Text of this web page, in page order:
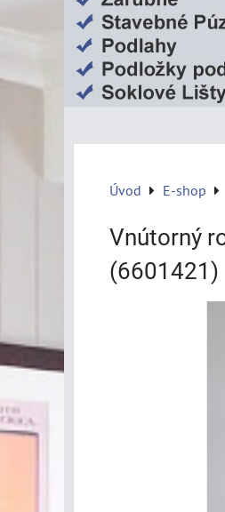
Úvod E-shop
Vnútorný
(6601421)